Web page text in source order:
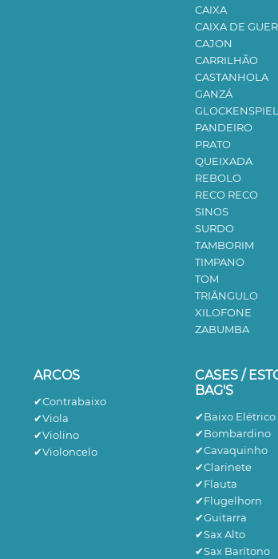
CAIXA
CAIXA DE
CAJON
CARRILHÃO
CASTANHOLA
GANZÁ
PANDEIRO
PRATO
QUEIXADA
REBOLO
RECO RECO
SINOS
SURDO
TAMBORIM
TIMPANO
TOM
TRIÂNGULO
XILOFONE
ZABUMBA
ARCOS
✔Contrabaixo
✔Viola
✔Violino
✔Violoncelo
CASES /
BAG'S
✔Baixo Elétrico
✔Bombardino
✔Cavaquinho
✔Clarinete
✔Flauta
✔Flugelhorn
✔Guitarra
✔Sax Alto
✔Sax Barítono